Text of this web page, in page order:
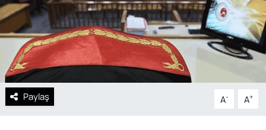
Paylaş A- A+